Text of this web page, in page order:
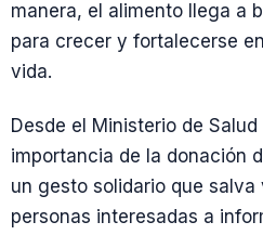
manera, el alimento llega a
para crecer y fortalecerse
vida.
Desde el Ministerio de
importancia de la donación
un gesto solidario que salva
personas interesadas a